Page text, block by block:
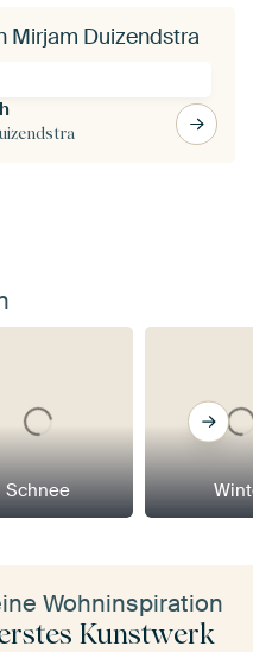
Mirjam Duizendstra
Schnee
Wohninspiration
Kunstwerk